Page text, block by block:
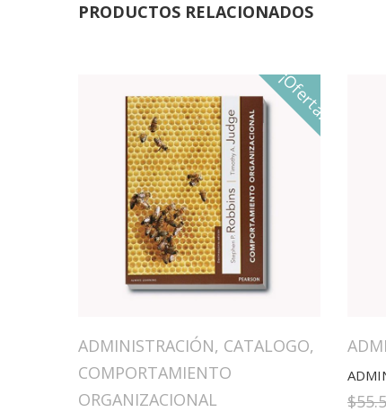
PRODUCTOS RELACIONADOS
¡Oferta!
ADMINISTRACIÓN, CATALOGO,
COMPORTAMIENTO
ORGANIZACIONAL
$